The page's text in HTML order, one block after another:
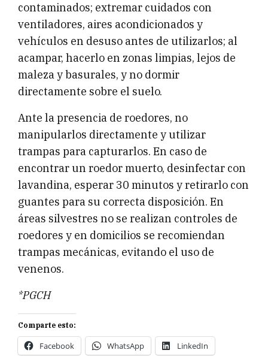
contaminados; extremar cuidados con
ventiladores, aires acondicionados y
vehículos en desuso antes de utilizarlos; al
acampar, hacerlo en zonas limpias, lejos de
maleza y basurales, y no dormir
directamente sobre el suelo.
Ante la presencia de roedores, no
manipularlos directamente y utilizar
trampas para capturarlos. En caso de
encontrar un roedor muerto, desinfectar con
lavandina, esperar 30 minutos y retirarlo con
guantes para su correcta disposición. En
áreas silvestres no se realizan controles de
roedores y en domicilios se recomiendan
trampas mecánicas, evitando el uso de
venenos.
*PGCH
Comparte esto:
Facebook WhatsApp LinkedIn